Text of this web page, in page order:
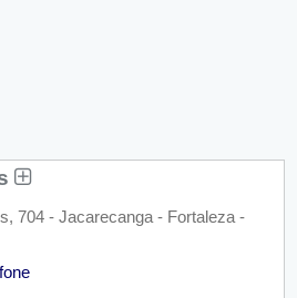
704 - Jacarecanga - Fortaleza -